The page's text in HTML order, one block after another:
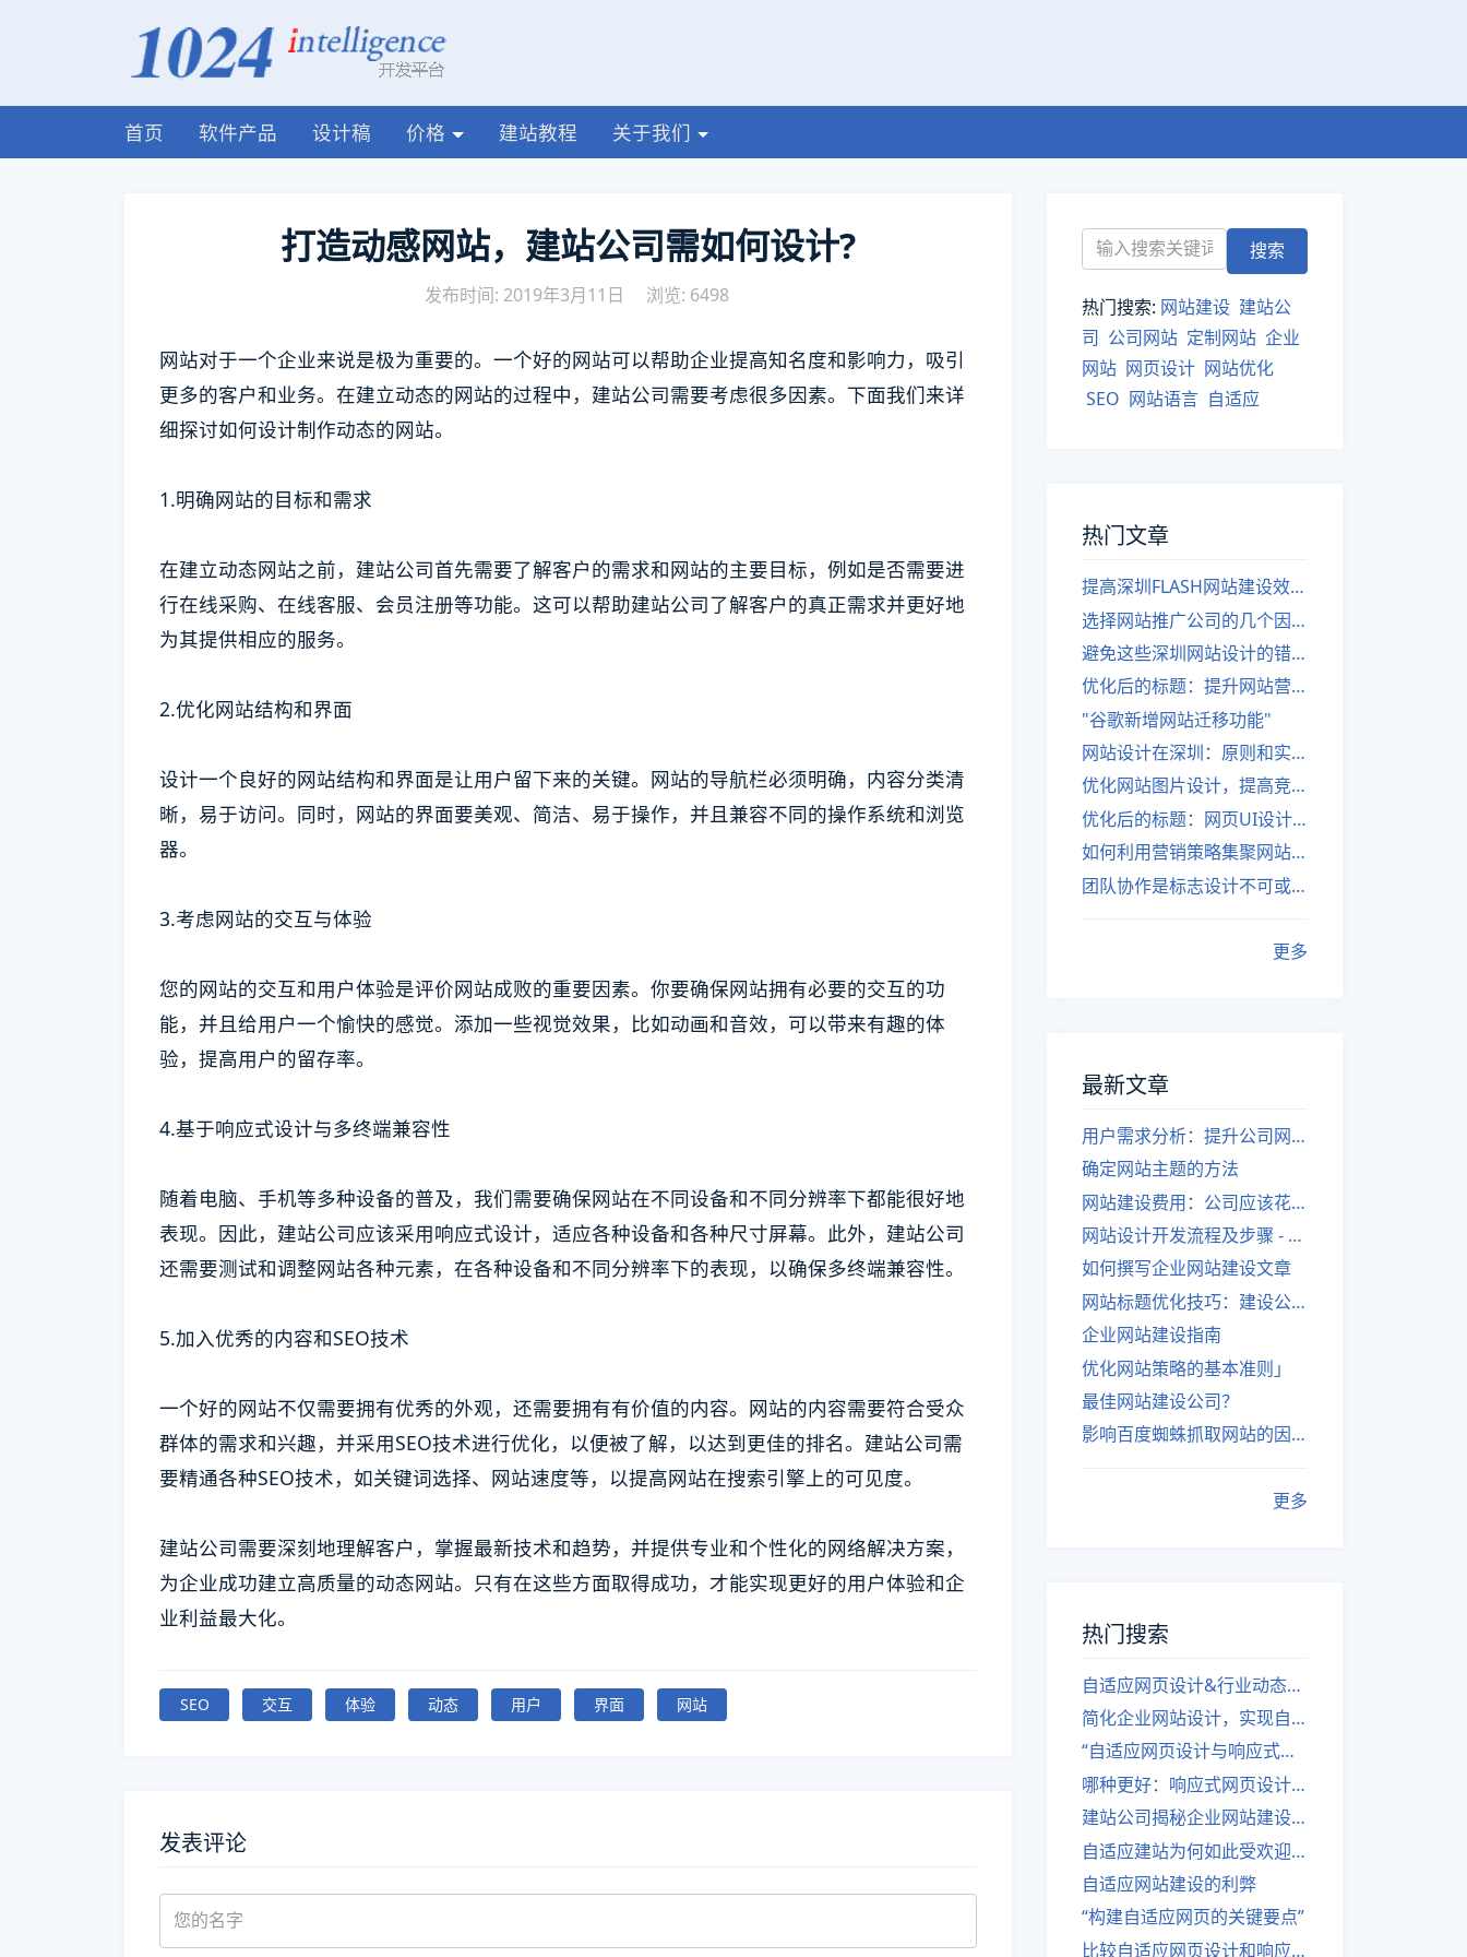
首页 软件产品 设计稿 价格 建站教程 关于我们
打造动感网站，建站公司需如何设计?
发布时间: 2019年3月11日 浏览: 6498
网站对于一个企业来说是极为重要的。一个好的网站可以帮助企业提高知名度和影响力，吸引
更多的客户和业务。在建立动态的网站的过程中，建站公司需要考虑很多因素。下面我们来详
细探讨如何设计制作动态的网站。
1.明确网站的目标和需求
在建立动态网站之前，建站公司首先需要了解客户的需求和网站的主要目标，例如是否需要进
行在线采购、在线客服、会员注册等功能。这可以帮助建站公司了解客户的真正需求并更好地
为其提供相应的服务。
2.优化网站结构和界面
设计一个良好的网站结构和界面是让用户留下来的关键。网站的导航栏必须明确，内容分类清
晰，易于访问。同时，网站的界面要美观、简洁、易于操作，并且兼容不同的操作系统和浏览
器。
3.考虑网站的交互与体验
您的网站的交互和用户体验是评价网站成败的重要因素。你要确保网站拥有必要的交互的功
能，并且给用户一个愉快的感觉。添加一些视觉效果，比如动画和音效，可以带来有趣的体
验，提高用户的留存率。
4.基于响应式设计与多终端兼容性
随着电脑、手机等多种设备的普及，我们需要确保网站在不同设备和不同分辨率下都能很好地
表现。因此，建站公司应该采用响应式设计，适应各种设备和各种尺寸屏幕。此外，建站公司
还需要测试和调整网站各种元素，在各种设备和不同分辨率下的表现，以确保多终端兼容性。
5.加入优秀的内容和SEO技术
一个好的网站不仅需要拥有优秀的外观，还需要拥有有价值的内容。网站的内容需要符合受众
群体的需求和兴趣，并采用SEO技术进行优化，以便被了解，以达到更佳的排名。建站公司需
要精通各种SEO技术，如关键词选择、网站速度等，以提高网站在搜索引擎上的可见度。
建站公司需要深刻地理解客户，掌握最新技术和趋势，并提供专业和个性化的网络解决方案，
为企业成功建立高质量的动态网站。只有在这些方面取得成功，才能实现更好的用户体验和企
业利益最大化。
SEO 交互 体验 动态 用户 界面 网站
发表评论
热门搜索: 网站建设 建站公
司 公司网站 定制网站 企业
网站 网页设计 网站优化
SEO 网站语言 自适应
热门文章
提高深圳FLASH网站建设效率的建议
选择网站推广公司的几个因素
避免这些深圳网站设计的错误
优化后的标题：提升网站营销绩效的策略
"谷歌新增网站迁移功能"
网站设计在深圳：原则和实践
优化网站图片设计，提高竞争力
优化后的标题：网页UI设计与APP UI设计应用软件
如何利用营销策略集聚网站流量
团队协作是标志设计不可或缺的一部分
更多
最新文章
用户需求分析：提升公司网站建设效果
确定网站主题的方法
网站建设费用：公司应该花费多少？
网站设计开发流程及步骤 - 优化后的标题
如何撰写企业网站建设文章
网站标题优化技巧：建设公司的专业指导
企业网站建设指南
优化网站策略的基本准则」
最佳网站建设公司？
影响百度蜘蛛抓取网站的因素有哪些？
更多
热门搜索
自适应网页设计&行业动态，关注建站。
简化企业网站设计，实现自适应设计的方法
“自适应网页设计与响应式网站建设的异同”
哪种更好：响应式网页设计还是自适应网站？
建站公司揭秘企业网站建设核心原则
自适应建站为何如此受欢迎？
自适应网站建设的利弊
“构建自适应网页的关键要点”
比较自适应网页设计和响应式网站的差异